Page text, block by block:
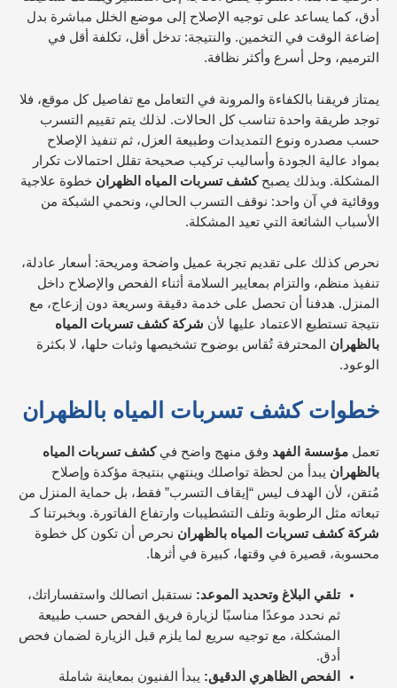
أدق، كما يساعد على توجيه الإصلاح إلى موضع الخلل مباشرة بدل
إضاعة الوقت في التخمين. والنتيجة: تدخل أقل، تكلفة أقل في
الترميم، وحل أسرع وأكثر نظافة.
يمتاز فريقنا بالكفاءة والمرونة في التعامل مع تفاصيل كل موقع، فلا
توجد طريقة واحدة تناسب كل الحالات. لذلك يتم تقييم التسرب
حسب مصدره ونوع التمديدات وطبيعة العزل، ثم تنفيذ الإصلاح
بمواد عالية الجودة وأساليب تركيب صحيحة تقلل احتمالات تكرار
المشكلة. وبذلك يصبحكشف تسربات المياه الظهران خطوة علاجية
ووقائية في آن واحد: نوقف التسرب الحالي، ونحمي الشبكة من
الأسباب الشائعة التي تعيد المشكلة.
نحرص كذلك على تقديم تجربة عميل واضحة ومريحة: أسعار عادلة،
تنفيذ منظم، والتزام بمعايير السلامة أثناء الفحص والإصلاح داخل
المنزل. هدفنا أن تحصل على خدمة دقيقة وسريعة دون إزعاج، مع
نتيجة تستطيع الاعتماد عليها لأن شركة كشف تسربات المياه
بالظهران المحترفة تُقاس بوضوح تشخيصها وثبات حلها، لا بكثرة
الوعود.
خطوات كشف تسربات المياه بالظهران
تعمل مؤسسة الفهد وفق منهج واضح فيكشف تسربات المياه
بالظهران يبدأ من لحظة تواصلك وينتهي بنتيجة مؤكدة وإصلاح
مُتقن، لأن الهدف ليس “إيقاف التسرب” فقط، بل حماية المنزل من
تبعاته مثل الرطوبة وتلف التشطيبات وارتفاع الفاتورة. وبخبرتنا كـ
شركة كشف تسربات المياه بالظهران نحرص أن تكون كل خطوة
محسوبة، قصيرة في وقتها، كبيرة في أثرها.
تلقي البلاغ وتحديد الموعد: نستقبل اتصالك واستفساراتك،
ثم نحدد موعدًا مناسبًا لزيارة فريق الفحص حسب طبيعة
المشكلة، مع توجيه سريع لما يلزم قبل الزيارة لضمان فحص
أدق.
الفحص الظاهري الدقيق: يبدأ الفنيون بمعاينة شاملة